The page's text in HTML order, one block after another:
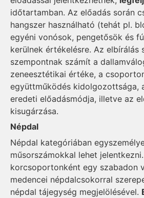
időtartamban. Az előadás során
hangszer használható (tehát pl.
egyéni vonósok, pengetősök és
kerülnek értékelésre. Az elbírálás
szempontnak számít a
zeneesztétikai értéke, a
együttműködés kidolgozottsága,
eredeti előadásmódja, illetve az
kisugárzása.
Népdal
Népdal kategóriában
műsorszámokkal lehet
korcsoportonként egy szabadon
medencei népdalcsokorral
népdal tájegység megjelölésével.